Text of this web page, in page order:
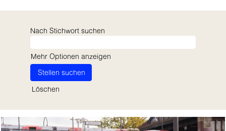
Nach Stichwort suchen
Mehr Optionen anzeigen
Löschen